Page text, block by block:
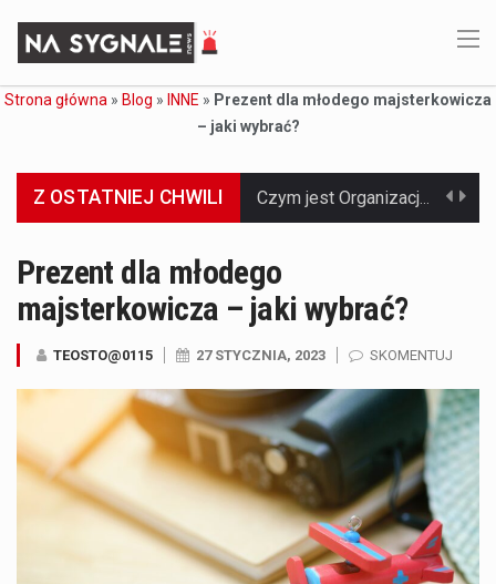
Strona główna » Blog » INNE » Prezent dla młodego majsterkowicza
– jaki wybrać?
Z OSTATNIEJ CHWILI Jaką dynamikę wzrostu PKB przewidują prognozy gospodarcze dla Polski w 2026 roku? Prognozy dotyczące gospodarki Polski na rok 2026 sugerują, że Produkt Krajowy Brutto (PKB)…
Co to jest cyberbezpieczeństwo w sieci? Cyberbezpieczeństwo w Internecie stanowi istotny element ochrony systemów informacyjnych. Jego zasadniczym celem jest zabezpieczenie przed różnorodnymi cyberzagrożeniami oraz ryzykiem,…
Co to jest globalne ocieplenie? Globalne ocieplenie to proces, który trwa od dłuższego czasu i prowadzi do podnoszenia się średnich temperatur zarówno na naszej planecie,…
Estetyka i styl: Elegancja vs Minimalizm Główną różnicą, którą widać na pierwszy rzut oka, jest sposób pracy materiału. Rolety rzymskie to produkt typu "2 w 1"…
Prezent dla młodego
majsterkowicza – jaki wybrać?
TEOSTO@0115 27 STYCZNIA, 2023 SKOMENTUJ